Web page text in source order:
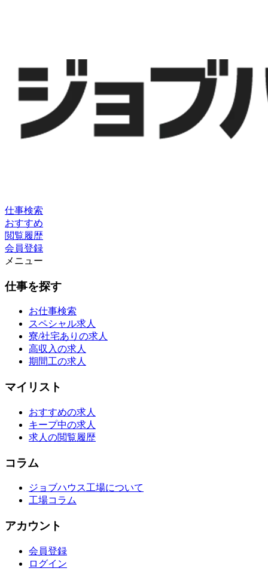
仕事検索
おすすめ
閲覧履歴
会員登録
メニュー
仕事を探す
お仕事検索
スペシャル求人
寮/社宅ありの求人
高収入の求人
期間工の求人
マイリスト
おすすめの求人
キープ中の求人
求人の閲覧履歴
コラム
ジョブハウス工場について
工場コラム
アカウント
会員登録
ログイン